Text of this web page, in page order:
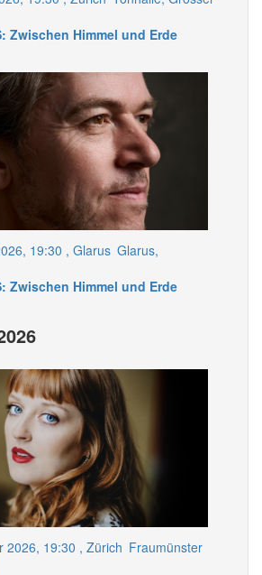
Zwischen Himmel und Erde
19:30 , Glarus Glarus,
Zwischen Himmel und Erde
2026, 19:30 , Zürich Fraumünster